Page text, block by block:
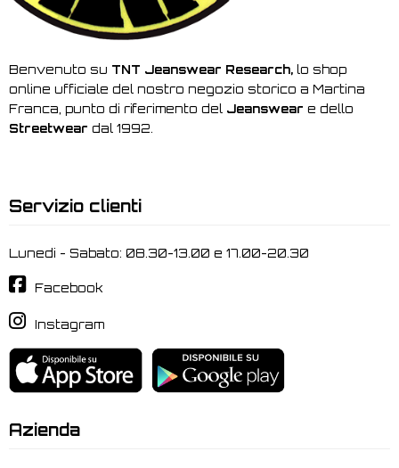
Benvenuto su TNT Jeanswear Research, lo shop
online ufficiale del nostro negozio storico a Martina
Franca, punto di riferimento del Jeanswear e dello
Streetwear dal 1992.
Servizio clienti
Lunedi - Sabato: 08.30-13.00 e 17.00-20.30
Facebook
Instagram
Azienda